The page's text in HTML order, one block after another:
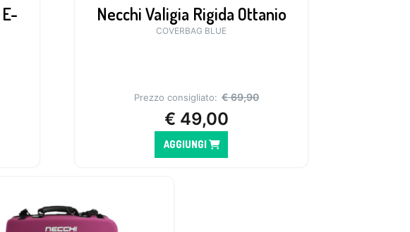
Necchi Valigia Rigida Ottanio
COVERBAG BLUE
Prezzo consigliato: €69,90
€ 49,00
AGGIUNGI